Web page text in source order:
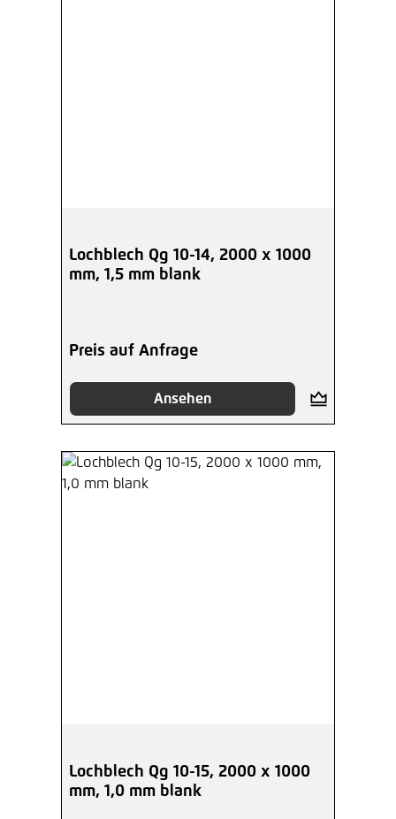
Lochblech Qg 10-14, 2000 x 1000
mm, 1,5 mm blank
Preis auf Anfrage
Ansehen
Lochblech Qg 10-15, 2000 x 1000
mm, 1,0 mm blank